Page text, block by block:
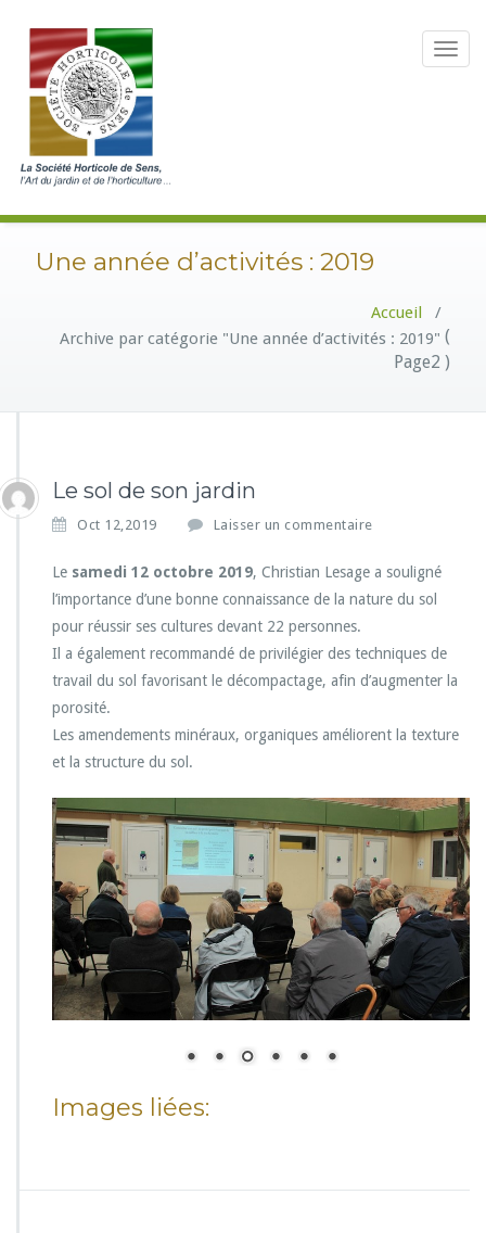
Toggle
Une année d’activités : 2019
Accueil /
Archive par catégorie "Une année d’activités : 2019" (
Page2 )
Le sol de son jardin
Oct 12,2019 Laisser un commentaire
Le samedi 12 octobre 2019, Christian Lesage a souligné
l’importance d’une bonne connaissance de la nature du sol
pour réussir ses cultures devant 22 personnes.
Il a également recommandé de privilégier des techniques de
travail du sol favorisant le décompactage, afin d’augmenter la
porosité.
Les amendements minéraux, organiques améliorent la texture
et la structure du sol.
Images liées: